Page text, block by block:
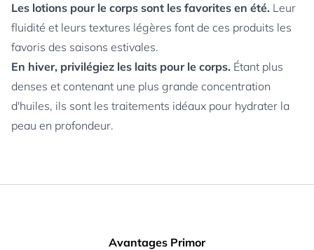
Les lotions pour le corps sont les favorites en été. Leur
fluidité et leurs textures légères font de ces produits les
favoris des saisons estivales.
En hiver, privilégiez les laits pour le corps. Étant plus
denses et contenant une plus grande concentration
d'huiles, ils sont les traitements idéaux pour hydrater la
peau en profondeur.
Avantages Primor